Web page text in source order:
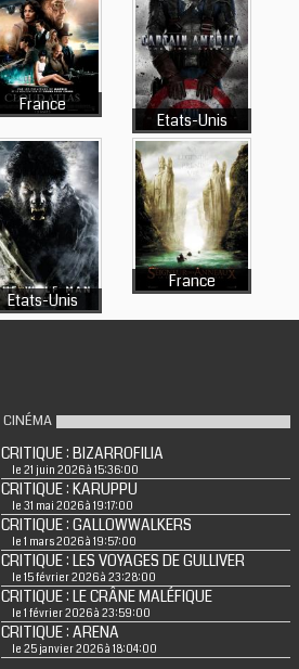
France
Etats-Unis
Etats-Unis
France
CINÉMA
CRITIQUE : BIZARROFILIA
le 21 juin 2026 à 15:36:00
CRITIQUE : KARUPPU
le 31 mai 2026 à 19:17:00
CRITIQUE : GALLOWWALKERS
le 1 mars 2026 à 19:57:00
CRITIQUE : LES VOYAGES DE GULLIVER
le 15 février 2026 à 23:28:00
CRITIQUE : LE CRÂNE MALÉFIQUE
le 1 février 2026 à 23:59:00
CRITIQUE : ARENA
le 25 janvier 2026 à 18:04:00